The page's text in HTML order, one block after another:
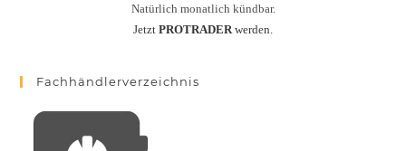
Natürlich monatlich kündbar.
Jetzt PROTRADER werden.
Fachhändlerverzeichnis